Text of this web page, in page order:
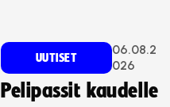
UUTISET
06.08.2
026
Pelipassit kaudelle